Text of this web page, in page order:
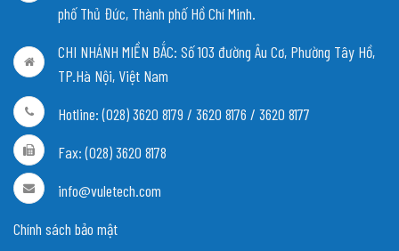
phố Thủ Đức, Thành phố Hồ Chí Minh.
CHI NHÁNH MIỀN BẮC: Số 103 đường Âu Cơ, Phường Tây Hồ,
TP.Hà Nội, Việt Nam
Hotline: (028) 3620 8179 / 3620 8176 / 3620 8177
Fax: (028) 3620 8178
info@vuletech.com
Chính sách bảo mật